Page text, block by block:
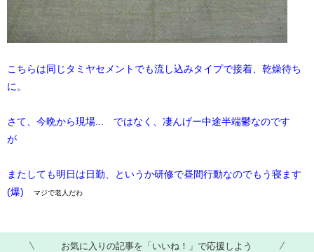
こちらは同じタミヤセメントでも流し込みタイプで接着、乾燥待ち
に。
さて、今晩から現場... ではなく、凄んげー中途半端鬱なのです
が
またしても明日は日勤、というか研修で昼間行動なのでもう寝ます
(爆)
マジで老人だわ
お気に入りの記事を「いいね！」で応援しよう